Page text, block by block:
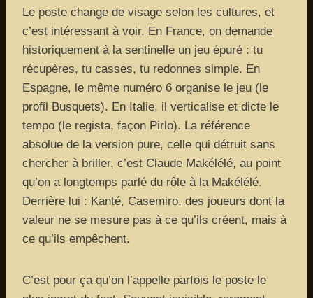
Le poste change de visage selon les cultures, et
c’est intéressant à voir. En France, on demande
historiquement à la sentinelle un jeu épuré : tu
récupères, tu casses, tu redonnes simple. En
Espagne, le même numéro 6 organise le jeu (le
profil Busquets). En Italie, il verticalise et dicte le
tempo (le regista, façon Pirlo). La référence
absolue de la version pure, celle qui détruit sans
chercher à briller, c’est Claude Makélélé, au point
qu’on a longtemps parlé du rôle à la Makélélé.
Derrière lui : Kanté, Casemiro, des joueurs dont la
valeur ne se mesure pas à ce qu’ils créent, mais à
ce qu’ils empêchent.
C’est pour ça qu’on l’appelle parfois le poste le